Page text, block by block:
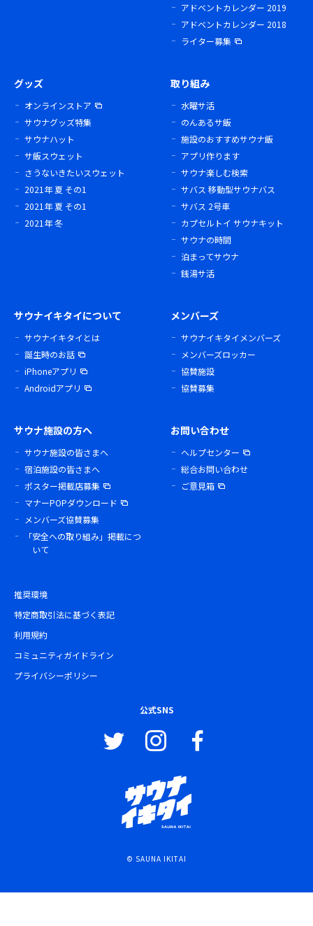
アドベントカレンダー 2019
アドベントカレンダー 2018
ライター募集
グッズ
オンラインストア
サウナグッズ特集
サウナハット
サ飯スウェット
さうないきたいスウェット
2021年 夏 その1
2021年 夏 その1
2021年 冬
取り組み
水曜サ活
のんあるサ飯
施設のおすすめサウナ飯
アプリ作ります
サウナ楽しむ検索
サバス 移動型サウナバス
サバス 2号車
カプセルトイ サウナキット
サウナの時間
泊まってサウナ
銭湯サ活
サウナイキタイについて
サウナイキタイとは
誕生時のお話
iPhoneアプリ
Androidアプリ
メンバーズ
サウナイキタイメンバーズ
メンバーズロッカー
協賛施設
協賛募集
サウナ施設の方へ
サウナ施設の皆さまへ
宿泊施設の皆さまへ
ポスター掲載店募集
マナーPOPダウンロード
メンバーズ協賛募集
「安全への取り組み」掲載につ
いて
お問い合わせ
ヘルプセンター
総合お問い合わせ
ご意見箱
推奨環境
特定商取引法に基づく表記
利用規約
コミュニティガイドライン
プライバシーポリシー
公式SNS
© SAUNA IKITAI